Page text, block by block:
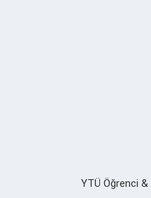
YTÜ Öğrenci